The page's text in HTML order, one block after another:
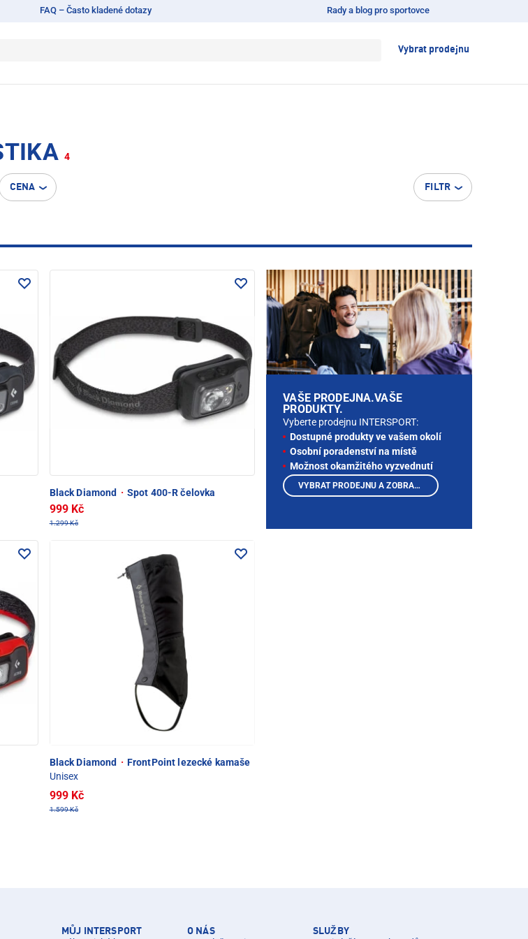
FAQ – Často kladené dotazy Rady a blog pro sportovce
Vybrat prodejnu
4
CENA FILTR
Black Diamond · Spot 400-R čelovka
999 Kč
1.299 Kč
Black Diamond · FrontPoint lezecké kamaše
Unisex
999 Kč
1.599 Kč
VAŠE PRODEJNA.VAŠE
PRODUKTY.
Vyberte prodejnu INTERSPORT:
Dostupné produkty ve vašem okolí
Osobní poradenství na místě
Možnost okamžitého vyzvednutí
VYBRAT PRODEJNU A ZOBRAZIT PRODUKTY
MŮJ INTERSPORT O NÁS SLUŽBY